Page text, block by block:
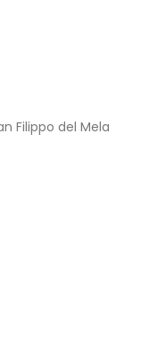
Filippo del Mela